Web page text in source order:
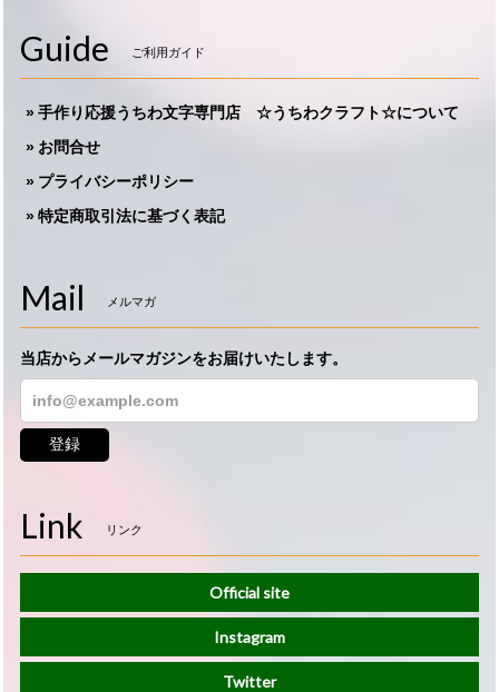
Guide ご利用ガイド
手作り応援うちわ文字専門店 ☆うちわクラフト☆について
お問合せ
プライバシーポリシー
特定商取引法に基づく表記
Mail メルマガ
当店からメールマガジンをお届けいたします。
登録
Link リンク
Official site
Instagram
Twitter